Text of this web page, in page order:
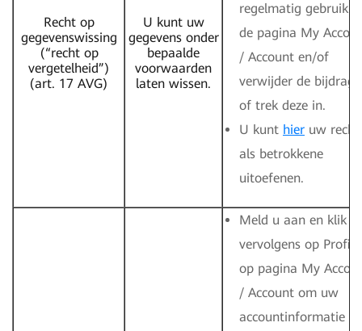
Recht op
gegevenswissing
(“recht op
vergetelheid”)
(art. 17 AVG)
U kunt uw
gegevens onder
bepaalde
voorwaarden
laten wissen.
regelmatig gebruik
de pagina My
/ Account en/of
verwijder de bijdrage
of trek deze in.
U kunt hier uw
als betrokkene
uitoefenen.
Meld u aan en klik
vervolgens op Profiel
op pagina My
/ Account om uw
accountinformatie te